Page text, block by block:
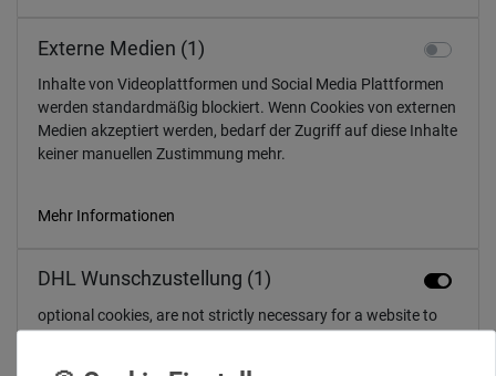
Externe Medien (1)
Inhalte von Videoplattformen und Social Media Plattformen
werden standardmäßig blockiert. Wenn Cookies von externen
Medien akzeptiert werden, bedarf der Zugriff auf diese Inhalte
keiner manuellen Zustimmung mehr.
Mehr Informationen
DHL Wunschzustellung (1)
optional cookies, are not strictly necessary for a website to